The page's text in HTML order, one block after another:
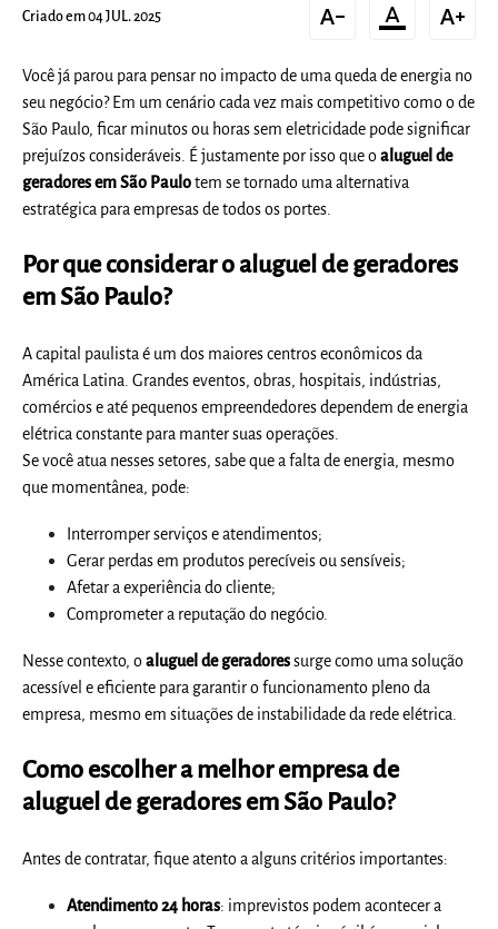
Criado em 04 JUL. 2025 text_decrease format_color_text text_increase
Você já parou para pensar no impacto de uma queda de energia no
seu negócio? Em um cenário cada vez mais competitivo como o de
São Paulo, ficar minutos ou horas sem eletricidade pode significar
prejuízos consideráveis. É justamente por isso que oaluguel de
geradores em São Paulotem se tornado uma alternativa
estratégica para empresas de todos os portes.
Por que considerar o aluguel de geradores
em São Paulo?
A capital paulista é um dos maiores centros econômicos da
América Latina. Grandes eventos, obras, hospitais, indústrias,
comércios e até pequenos empreendedores dependem de energia
elétrica constante para manter suas operações.
Se você atua nesses setores, sabe que a falta de energia, mesmo
que momentânea, pode:
Interromper serviços e atendimentos;
Gerar perdas em produtos perecíveis ou sensíveis;
Afetar a experiência do cliente;
Comprometer a reputação do negócio.
Nesse contexto, oaluguel de geradoressurge como uma solução
acessível e eficiente para garantir o funcionamento pleno da
empresa, mesmo em situações de instabilidade da rede elétrica.
Como escolher a melhor empresa de
aluguel de geradores em São Paulo?
Antes de contratar, fique atento a alguns critérios importantes:
Atendimento 24 horas: imprevistos podem acontecer a